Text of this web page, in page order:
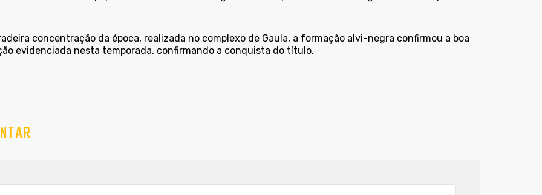
concentração da época, realizada no complexo de Gaula, a formação alvi-negra confirmou a boa
evidenciada nesta temporada, confirmando a conquista do título.